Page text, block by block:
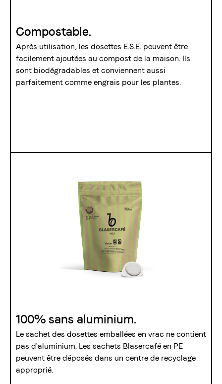
Compostable.
Après utilisation, les dosettes E.S.E. peuvent être
facilement ajoutées au compost de la maison. Ils
sont biodégradables et conviennent aussi
parfaitement comme engrais pour les plantes.
100% sans aluminium.
Le sachet des dosettes emballées en vrac ne contient
pas d'aluminium. Les sachets Blasercafé en PE
peuvent être déposés dans un centre de recyclage
approprié.